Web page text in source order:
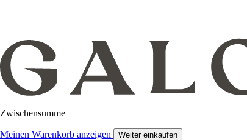
Zwischensumme
Meinen Warenkorb anzeigen Weiter einkaufen